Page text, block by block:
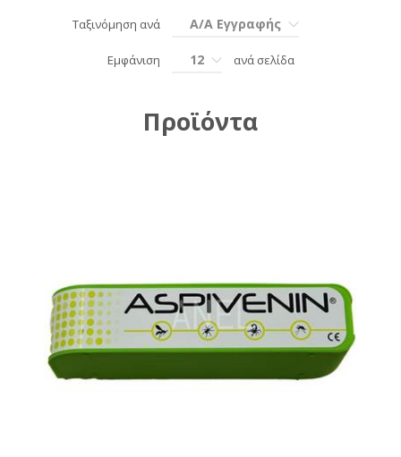
Ταξινόμηση ανά Α/Α Εγγραφής
Εμφάνιση 12 ανά σελίδα
Προϊόντα